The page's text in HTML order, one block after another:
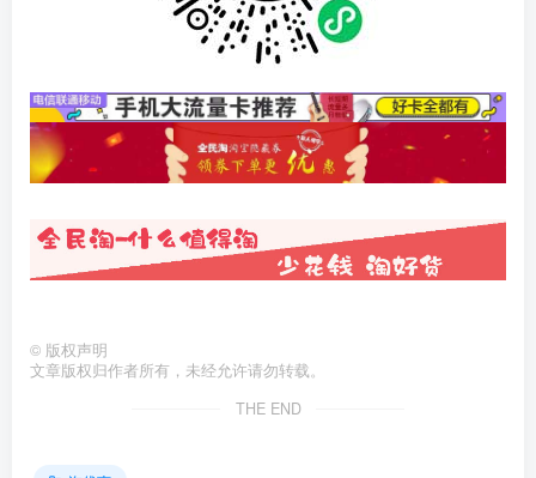
© 版权声明
文章版权归作者所有，未经允许请勿转载。
THE END